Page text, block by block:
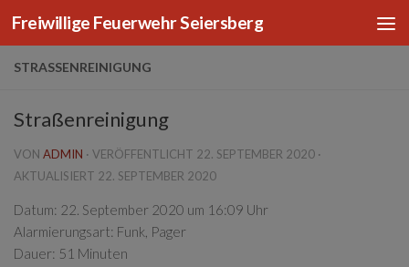
Zum Inhalt springen
Freiwillige Feuerwehr Seiersberg
STRASSENREINIGUNG
Straßenreinigung
VON ADMIN · VERÖFFENTLICHT 22. SEPTEMBER 2020 ·
AKTUALISIERT 22. SEPTEMBER 2020
Datum: 22. September 2020 um 16:09 Uhr
Alarmierungsart: Funk, Pager
Dauer: 51 Minuten